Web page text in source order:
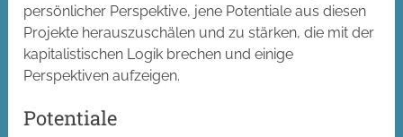
persönlicher Perspektive, jene Potentiale aus diesen
Projekte herauszuschälen und zu stärken, die mit der
kapitalistischen Logik brechen und einige
Perspektiven aufzeigen.
Potentiale